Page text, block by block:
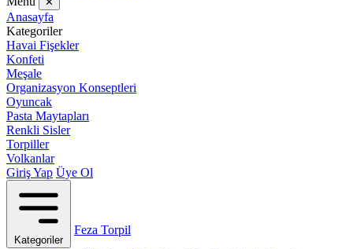
Anasayfa
Kategoriler
Havai Fişekler
Konfeti
Meşale
Organizasyon Konseptleri
Oyuncak
Pasta Maytapları
Renkli Sisler
Torpiller
Volkanlar
Giriş Yap Üye Ol
Kategoriler
Feza Torpil